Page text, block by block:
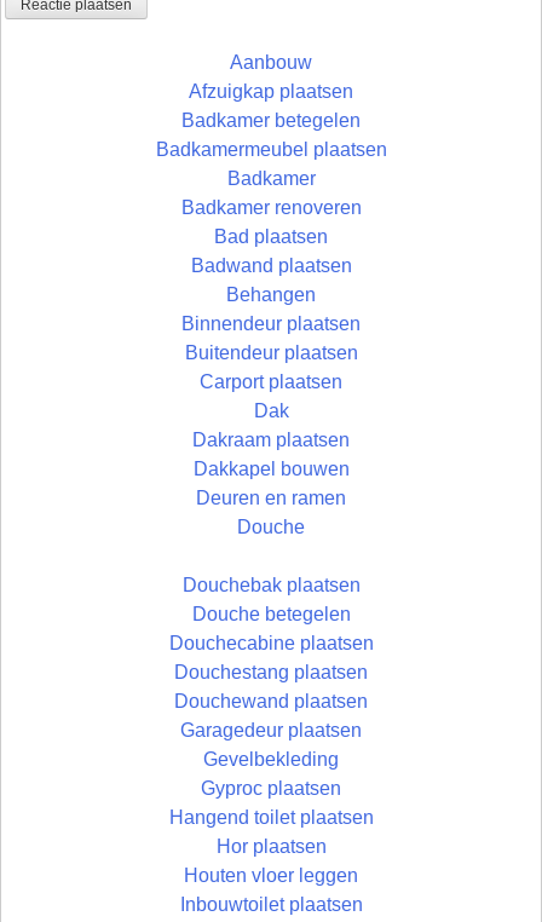
Aanbouw
Afzuigkap plaatsen
Badkamer betegelen
Badkamermeubel plaatsen
Badkamer
Badkamer renoveren
Bad plaatsen
Badwand plaatsen
Behangen
Binnendeur plaatsen
Buitendeur plaatsen
Carport plaatsen
Dak
Dakraam plaatsen
Dakkapel bouwen
Deuren en ramen
Douche
Douchebak plaatsen
Douche betegelen
Douchecabine plaatsen
Douchestang plaatsen
Douchewand plaatsen
Garagedeur plaatsen
Gevelbekleding
Gyproc plaatsen
Hangend toilet plaatsen
Hor plaatsen
Houten vloer leggen
Inbouwtoilet plaatsen